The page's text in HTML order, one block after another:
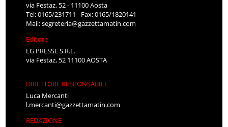
via Festaz, 52 - 11100 Aosta
Tel: 0165/231711 - Fax: 0165/1820141
Mail:segreteria@gazzettamatin.com
Editore
LG PRESSE S.R.L.
via Festaz, 52 11100 AOSTA
DIRETTORE RESPONSABILE
Luca Mercanti
l.mercanti@gazzettamatin.com
REDAZIONE